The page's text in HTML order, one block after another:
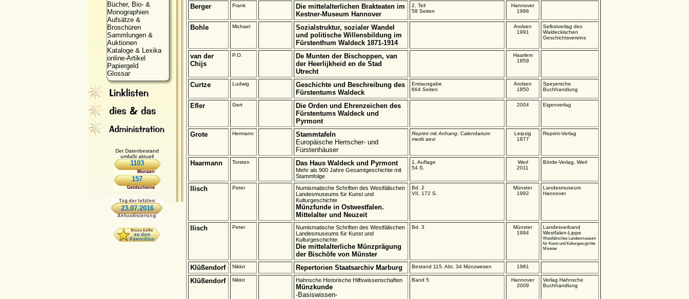
Bücher, Bio- &
Monographien
Aufsätze &
Broschüren
Sammlungen &
Auktionen
Kataloge & Lexika
online-Artikel
Papiergeld
Glossar
Der Datenbestand
umfaßt aktuell
1103
157
23.07.2016
Berger Frank
Die mittelalterlichen Brakteaten im
Kestner-Museum Hannover
2. Teil
58 Seiten
Hannover
1996
Bohle Michael
Sozialstruktur, sozialer Wandel
und politische Willensbildung im
Fürstenthum Waldeck 1871-1914
Arolsen
1991
Selbstverlag des
Waldeckischen
Geschichtsvereins
van der
Chijs
P.O.
De Munten der Bischoppen, van
der Heerlijkheid en de Stad
Utrecht
Haarlem
1859
Curtze Ludwig
Geschichte und Beschreibung des
Fürstentums Waldeck
Erstausgabe
664 Seiten
Arolsen
1850
Speyersche
Buchhandlung
Efler Gert
Die Orden und Ehrenzeichen des
Fürstentums Waldeck und
Pyrmont
2004 Eigenverlag
Grote Hermann
Stammtafeln
Europäische Herrscher- und
Fürstenhäuser
Reprint mit Anhang: Calendarium
medii aevi
Leipzig
1877
Reprint-Verlag
Haarmann Torsten Das Haus Waldeck und Pyrmont
Mehr als 900 Jahre Gesamtgeschichte mit
Stammfolge
1. Auflage
54 S.
Werl
2011
Börde-Verlag, Werl
Ilisch Peter
Numismatische Schriften des Westfälischen
Landesmuseums für Kunst und
Kulturgeschichte
Münzfunde in Ostwestfalen.
Mittelalter und Neuzeit
Bd. 2
VII, 172 S.
Münster
1992
Landesmuseum
Hannover
Ilisch Peter
Numismatische Schriften des Westfälischen
Landesmuseums für Kunst und
Kulturgeschichte
Die mittelalterliche Münzprägung
der Bischöfe von Münster
Bd. 3
Münster
1994
Landesverband
Westfalen-Lippe
Westfälisches Landesmuseum
für Kunst und Kulturgescgichte
Münster
Klüßendorf Niklot Repertorien Staatsarchiv Marburg Bestand 115, Abt. 34 Münzwesen 1981
Klüßendorf Niklot Hahnsche Historische Hilfswissenschaften
Münzkunde
-Basiswissen-
Band 5
Hannover
2009
Verlag Hahnsche
Buchhandlung